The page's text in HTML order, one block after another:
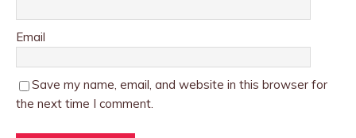
Email
Save my name, email, and website in this browser for
the next time I comment.